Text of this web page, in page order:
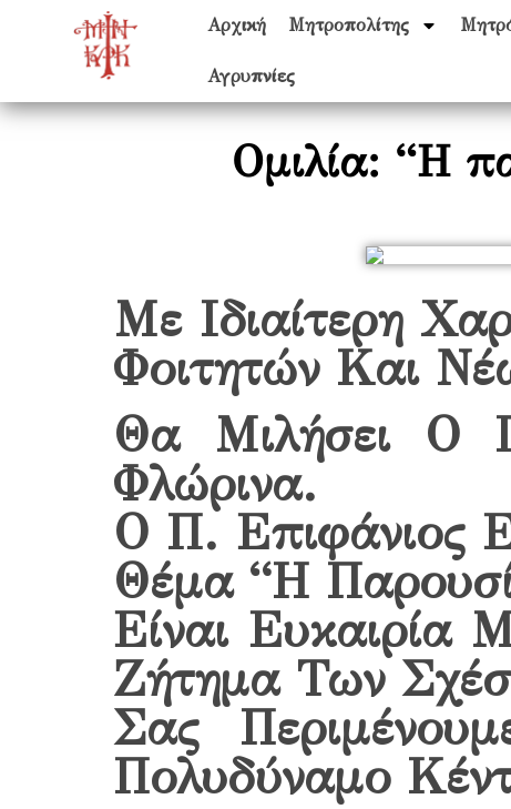
Αρχική Μητροπολίτης
Αγρυπνίες
Oμιλία: “Η
Με Ιδιαίτερη
Φοιτητών Και
Θα Μιλήσει Ο
Φλώρινα.
Ο Π. Επιφάνιος
Θέμα “Η
Είναι Ευκαιρία
Ζήτημα Των
Σας
Πολυδύναμο